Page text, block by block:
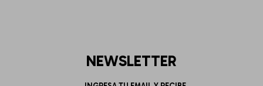
NEWSLETTER